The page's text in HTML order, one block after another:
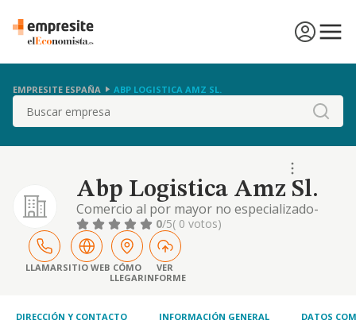
EMPRESITE ESPAÑA ABP LOGISTICA AMZ SL.
Buscar
Abp Logistica Amz Sl.
Comercio al por mayor no especializado-
otro comercio al por menor en
establecimientos no especializados
0/5( 0 votos)
LLAMARSITIO WEB CÓMO
LLEGAR
VER
INFORME
DIRECCIÓN Y CONTACTO INFORMACIÓN GENERAL DATOS